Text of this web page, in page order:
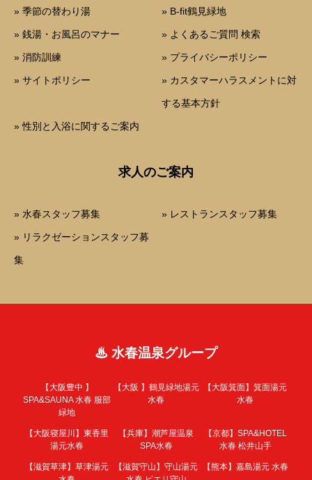
» 季節の替わり湯 » B-fit鶴見緑地
» 銭湯・お風呂のマナー » よくあるご質問 検索
» 消防訓練 » プライバシーポリシー
» サイトポリシー » カスタマーハラスメントに対
する基本方針
» 性別と入浴に関するご案内
求人のご案内
» 水春スタッフ募集 » レストランスタッフ募集
» リラクゼーションスタッフ募
集
♨ 水春温泉グループ
【大阪豊中 】
SPA&SAUNA 水春 服部
緑地
【大阪 】 鶴見緑地湯元
水春
【大阪箕面】 箕面湯元
水春
【大阪寝屋川】 東香里
湯元水春
【兵庫】 潮芦屋温泉
SPA水春
【京都】 SPA&HOTEL
水春 松井山手
【滋賀草津】 草津湯元
【滋賀守山】 守山湯元
【熊本】 嘉島湯元 水春